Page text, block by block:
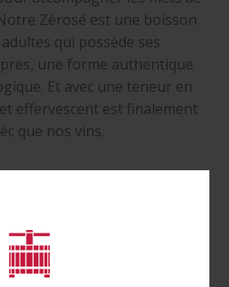
Zérosé est une boisson
qui possède ses
une forme authentique
Et avec une teneur en
effervescent est finalement
que nos vins.
fine effervescence.
avec des arômes de